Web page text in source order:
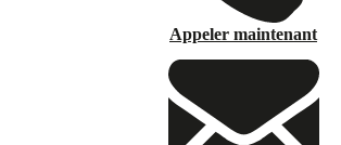
Appeler maintenant